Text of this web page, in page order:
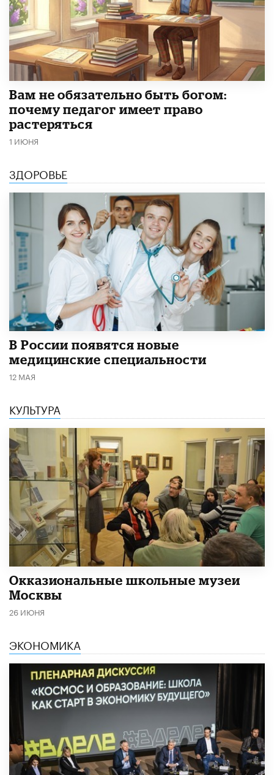
​Вам не обязательно быть богом:
почему педагог имеет право
растеряться
1 ИЮНЯ
ЗДОРОВЬЕ
В России появятся новые
медицинские специальности
12 МАЯ
КУЛЬТУРА
​Окказиональные школьные музеи
Москвы
26 ИЮНЯ
ЭКОНОМИКА